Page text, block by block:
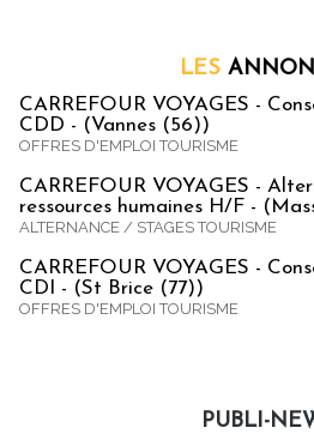
LES
CARREFOUR VOYAGES -
CDD - (Vannes (56))
OFFRES D'EMPLOI TOURISME
CARREFOUR VOYAGES -
ressources humaines H/F -
ALTERNANCE / STAGES TOURISME
CARREFOUR VOYAGES -
CDI - (St Brice (77))
OFFRES D'EMPLOI TOURISME
PUBLI-